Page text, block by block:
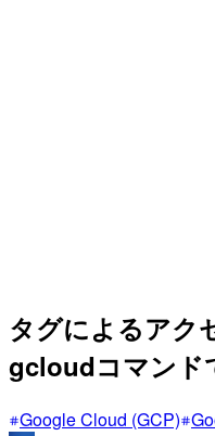
タグによるアク
gcloudコマンド
Google Cloud (GCP)